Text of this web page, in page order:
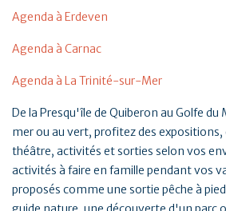
Agenda à Erdeven
Agenda à Carnac
Agenda à La Trinité-sur-Mer
De la Presqu'île de Quiberon au Golfe du
mer ou au vert, profitez des
théâtre, activités et sorties selon vos
activités à faire en famille pendant vos
proposés comme une sortie pêche à